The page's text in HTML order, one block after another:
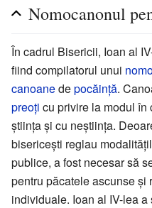
Nomocanonul
În cadrul Bisericii, Ioan al
fiind compilatorul unui
canoanedepocăință.
preoți cu privire la modul în
știința și cu neștiința.
bisericești reglau
publice, a fost necesar să
pentru păcatele ascunse și
individuale. Ioan al IV-lea